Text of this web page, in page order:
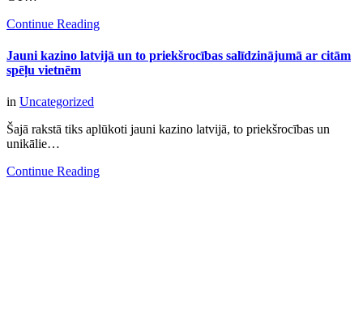
Continue Reading
Jauni kazino latvijā un to priekšrocības salīdzinājumā ar citām
spēļu vietnēm
in Uncategorized
Šajā rakstā tiks aplūkoti jauni kazino latvijā, to priekšrocības un
unikālie…
Continue Reading